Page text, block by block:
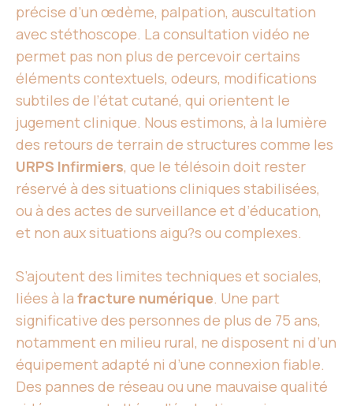
précise d’un œdème, palpation, auscultation
avec stéthoscope. La consultation vidéo ne
permet pas non plus de percevoir certains
éléments contextuels, odeurs, modifications
subtiles de l’état cutané, qui orientent le
jugement clinique. Nous estimons, à la lumière
des retours de terrain de structures comme les
URPS Infirmiers, que le télésoin doit rester
réservé à des situations cliniques stabilisées,
ou à des actes de surveillance et d’éducation,
et non aux situations aigu?s ou complexes.
S’ajoutent des limites techniques et sociales,
liées à la fracture numérique. Une part
significative des personnes de plus de 75 ans,
notamment en milieu rural, ne disposent ni d’un
équipement adapté ni d’une connexion fiable.
Des pannes de réseau ou une mauvaise qualité